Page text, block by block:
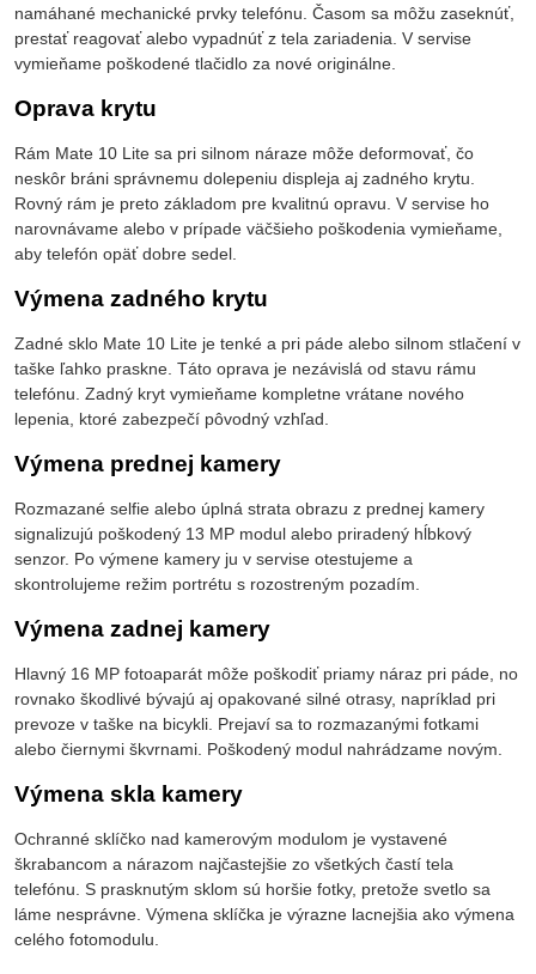
namáhané mechanické prvky telefónu. Časom sa môžu zaseknúť,
prestať reagovať alebo vypadnúť z tela zariadenia. V servise
vymieňame poškodené tlačidlo za nové originálne.
Oprava krytu
Rám Mate 10 Lite sa pri silnom náraze môže deformovať, čo
neskôr bráni správnemu dolepeniu displeja aj zadného krytu.
Rovný rám je preto základom pre kvalitnú opravu. V servise ho
narovnávame alebo v prípade väčšieho poškodenia vymieňame,
aby telefón opäť dobre sedel.
Výmena zadného krytu
Zadné sklo Mate 10 Lite je tenké a pri páde alebo silnom stlačení v
taške ľahko praskne. Táto oprava je nezávislá od stavu rámu
telefónu. Zadný kryt vymieňame kompletne vrátane nového
lepenia, ktoré zabezpečí pôvodný vzhľad.
Výmena prednej kamery
Rozmazané selfie alebo úplná strata obrazu z prednej kamery
signalizujú poškodený 13 MP modul alebo priradený hĺbkový
senzor. Po výmene kamery ju v servise otestujeme a
skontrolujeme režim portrétu s rozostreným pozadím.
Výmena zadnej kamery
Hlavný 16 MP fotoaparát môže poškodiť priamy náraz pri páde, no
rovnako škodlivé bývajú aj opakované silné otrasy, napríklad pri
prevoze v taške na bicykli. Prejaví sa to rozmazanými fotkami
alebo čiernymi škvrnami. Poškodený modul nahrádzame novým.
Výmena skla kamery
Ochranné sklíčko nad kamerovým modulom je vystavené
škrabancom a nárazom najčastejšie zo všetkých častí tela
telefónu. S prasknutým sklom sú horšie fotky, pretože svetlo sa
láme nesprávne. Výmena sklíčka je výrazne lacnejšia ako výmena
celého fotomodulu.